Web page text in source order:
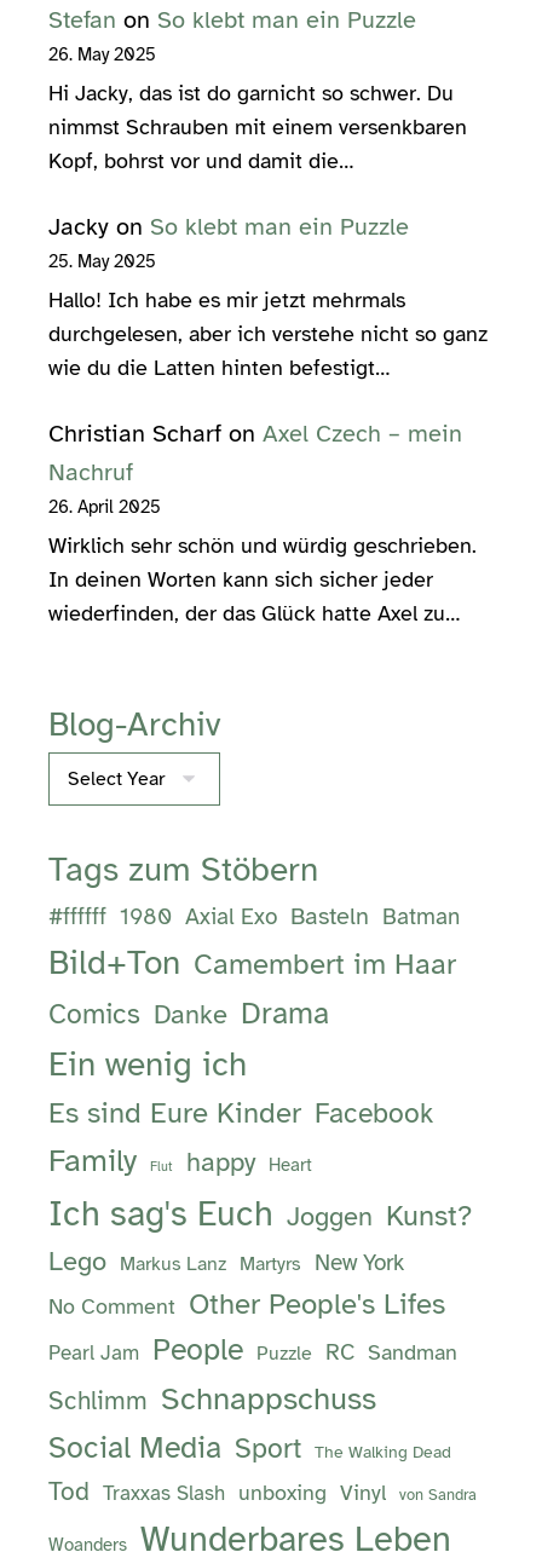
Stefan on So klebt man ein Puzzle
26. May 2025
Hi Jacky, das ist do garnicht so schwer. Du
nimmst Schrauben mit einem versenkbaren
Kopf, bohrst vor und damit die…
Jacky on So klebt man ein Puzzle
25. May 2025
Hallo! Ich habe es mir jetzt mehrmals
durchgelesen, aber ich verstehe nicht so ganz
wie du die Latten hinten befestigt…
Christian Scharf on Axel Czech – mein
Nachruf
26. April 2025
Wirklich sehr schön und würdig geschrieben.
In deinen Worten kann sich sicher jeder
wiederfinden, der das Glück hatte Axel zu…
Blog-Archiv
Archives
Tags zum Stöbern
#ffffff 1980 Axial Exo Basteln Batman
Bild+Ton Camembert im Haar
Comics Danke Drama
Ein wenig ich
Es sind Eure Kinder Facebook
Family Flut happy Heart
Ich sag's Euch Joggen Kunst?
Lego Markus Lanz Martyrs New York
No Comment Other People's Lifes
Pearl Jam People Puzzle RC Sandman
Schlimm Schnappschuss
Social Media Sport The Walking Dead
Tod Traxxas Slash unboxing Vinyl von Sandra
Woanders Wunderbares Leben